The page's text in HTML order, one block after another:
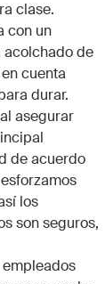
clase.
con un
de
cuenta
durar.
asegurar
de acuerdo
los
son seguros,